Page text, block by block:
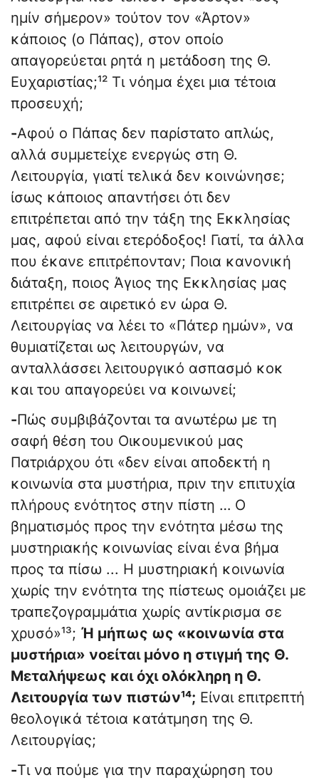
ημίν σήμερον» τούτον τον «Άρτον»
κάποιος (ο Πάπας), στον οποίο
απαγορεύεται ρητά η μετάδοση της Θ.
Ευχαριστίας;¹² Τι νόημα έχει μια τέτοια
προσευχή;
-Αφού ο Πάπας δεν παρίστατο απλώς,
αλλά συμμετείχε ενεργώς στη Θ.
Λειτουργία, γιατί τελικά δεν κοινώνησε;
ίσως κάποιος απαντήσει ότι δεν
επιτρέπεται από την τάξη της Εκκλησίας
μας, αφού είναι ετερόδοξος! Γιατί, τα άλλα
που έκανε επιτρέπονταν; Ποια κανονική
διάταξη, ποιος Άγιος της Εκκλησίας μας
επιτρέπει σε αιρετικό εν ώρα Θ.
Λειτουργίας να λέει το «Πάτερ ημών», να
θυμιατίζεται ως λειτουργών, να
ανταλλάσσει λειτουργικό ασπασμό κοκ
και του απαγορεύει να κοινωνεί;
-Πώς συμβιβάζονται τα ανωτέρω με τη
σαφή θέση του Οικουμενικού μας
Πατριάρχου ότι «δεν είναι αποδεκτή η
κοινωνία στα μυστήρια, πριν την επιτυχία
πλήρους ενότητος στην πίστη … Ο
βηματισμός προς την ενότητα μέσω της
μυστηριακής κοινωνίας είναι ένα βήμα
προς τα πίσω ... Η μυστηριακή κοινωνία
χωρίς την ενότητα της πίστεως ομοιάζει με
τραπεζογραμμάτια χωρίς αντίκρισμα σε
χρυσό»¹³; Ή μήπως ως «κοινωνία στα
μυστήρια» νοείται μόνο η στιγμή της Θ.
Μεταλήψεως και όχι ολόκληρη η Θ.
Λειτουργία των πιστών¹⁴; Είναι επιτρεπτή
θεολογικά τέτοια κατάτμηση της Θ.
Λειτουργίας;
-Τι να πούμε για την παραχώρηση του